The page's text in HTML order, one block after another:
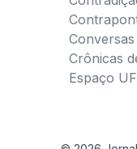
Crônicas
Espaço